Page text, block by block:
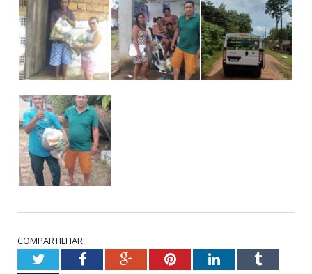
COMPARTILHAR:
TwitterFacebookGoogle+PinterestLinkedInTumblr